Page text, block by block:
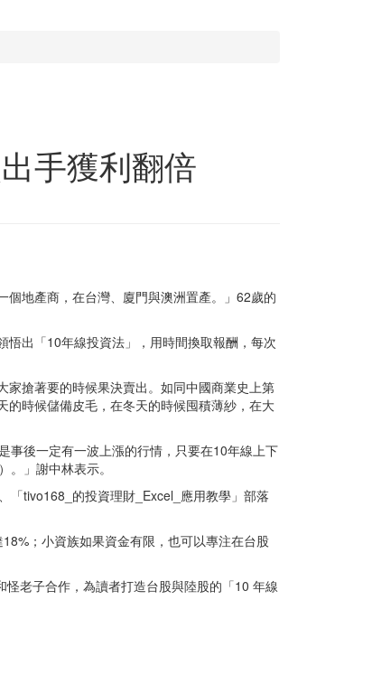
手獲利翻倍
個地產商，在台灣、廈門與澳洲置產。」62歲的
出「10年線投資法」，用時間換取報酬，每次
搶著要的時候果決賣出。如同中國商業史上第
時候儲備皮毛，在冬天的時候囤積薄紗，在大
事後一定有一波上漲的行情，只要在10年線上下
」謝中林表示。
「tivo168_的投資理財_Excel_應用教學」部落
；小資族如果資金有限，也可以專注在台股
老子合作，為讀者打造台股與陸股的「10 年線